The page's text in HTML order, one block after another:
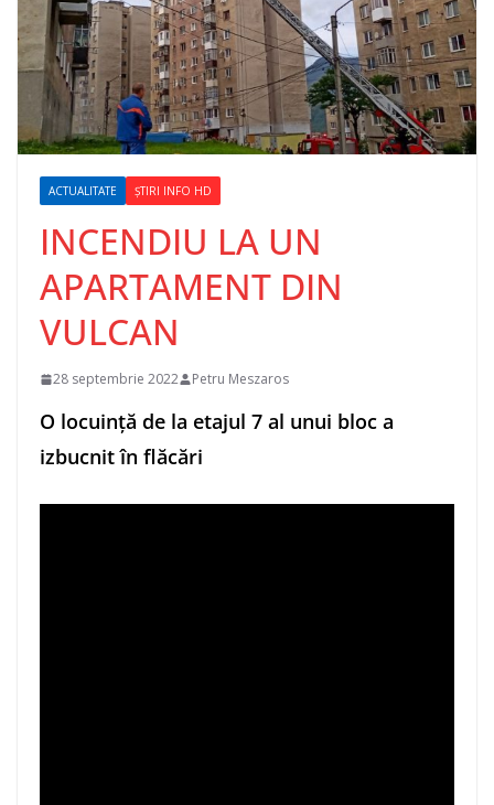
ACTUALITATE ȘTIRI INFO HD
INCENDIU LA UN
APARTAMENT DIN
VULCAN
28 septembrie 2022 Petru Meszaros
O locuință de la etajul 7 al unui bloc a
izbucnit în flăcări